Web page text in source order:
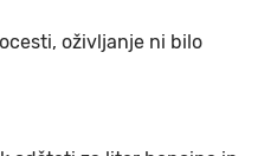
oživljanje ni bilo